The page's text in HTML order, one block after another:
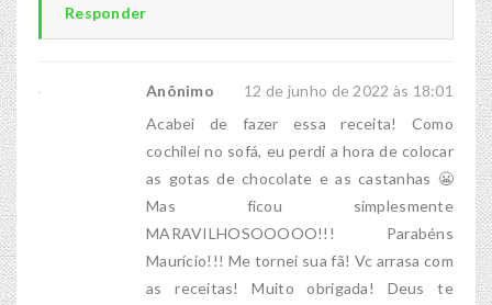
Responder
Anônimo
12 de junho de 2022 às 18:01
Acabei de fazer essa receita! Como
cochilei no sofá, eu perdi a hora de colocar
as gotas de chocolate e as castanhas 😬
Mas ficou simplesmente
MARAVILHOSOOOOO!!! Parabéns
Maurício!!! Me tornei sua fã! Vc arrasa com
as receitas! Muito obrigada! Deus te